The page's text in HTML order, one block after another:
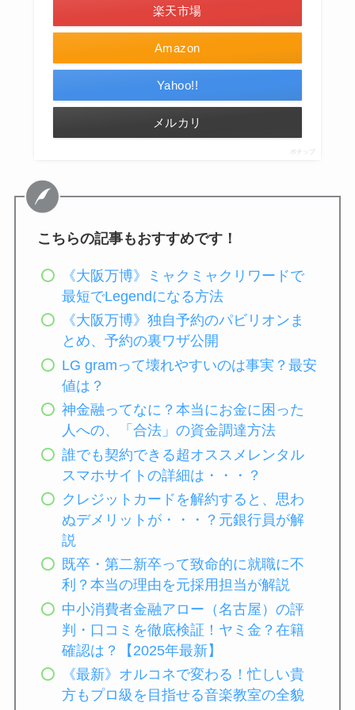
Amazon
楽天市場
Yahoo!!
メルカリ
ポチップ
こちらの記事もおすすめです！
《大阪万博》ミャクミャクリワードで
最短でLegendになる方法
《大阪万博》独自予約のパビリオンま
とめ、予約の裏ワザ公開
LG gramって壊れやすいのは事実？最安
値は？
神金融ってなに？本当にお金に困った
人への、「合法」の資金調達方法
誰でも契約できる超オススメレンタル
スマホサイトの詳細は・・・？
クレジットカードを解約すると、思わ
ぬデメリットが・・・？元銀行員が解
説
既卒・第二新卒って致命的に就職に不
利？本当の理由を元採用担当が解説
中小消費者金融アロー（名古屋）の評
判・口コミを徹底検証！ヤミ金？在籍
確認は？【2025年最新】
《最新》オルコネで変わる！忙しい貴
方もプロ級を目指せる音楽教室の全貌